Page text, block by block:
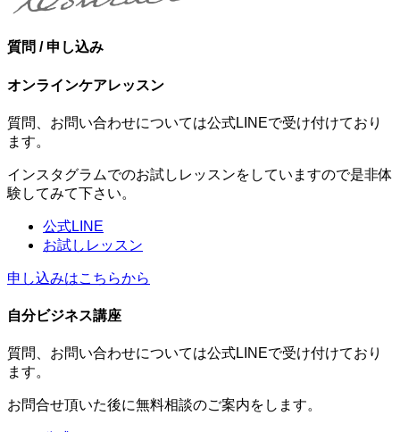
質問 / 申し込み
オンラインケアレッスン
質問、お問い合わせについては公式LINEで受け付けており
ます。
インスタグラムでのお試しレッスンをしていますので是非体
験してみて下さい。
公式LINE
お試しレッスン
申し込みはこちらから
自分ビジネス講座
質問、お問い合わせについては公式LINEで受け付けており
ます。
お問合せ頂いた後に無料相談のご案内をします。